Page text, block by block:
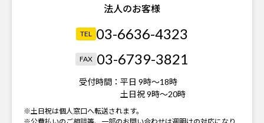
法人のお客様
TEL 03-6636-4323
FAX 03-6739-3821
受付時間： 平日 9時～18時
土日祝 9時～20時
※土日祝は個人窓口へ転送されます。